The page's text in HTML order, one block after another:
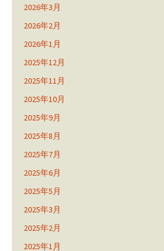
2026年3月
2026年2月
2026年1月
2025年12月
2025年11月
2025年10月
2025年9月
2025年8月
2025年7月
2025年6月
2025年5月
2025年3月
2025年2月
2025年1月